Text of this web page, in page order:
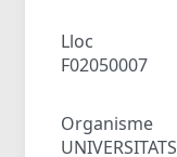
Lloc
F02050007
Organisme
UNIVERSITATS